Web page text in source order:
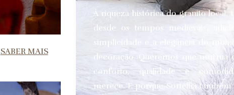
SABER MAIS
À riqueza histórica do granito local,
desde os tempos medievais,
simplicidade e a elegância do
decoração. Queremos que usufrua
conforto, qualidade e
merece.E porque Sortelha